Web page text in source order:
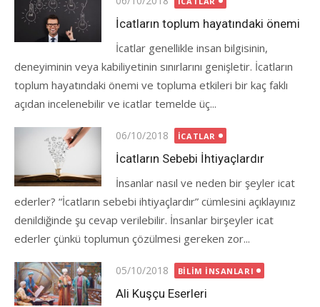
on
İcatların toplum hayatındaki önemi
İcatlar genellikle insan bilgisinin,
deneyiminin veya kabiliyetinin sınırlarını genişletir. İcatların
toplum hayatındaki önemi ve topluma etkileri bir kaç faklı
açıdan incelenebilir ve icatlar temelde üç...
Posted
on
06/10/2018 İCATLAR
İcatların Sebebi İhtiyaçlardır
İnsanlar nasıl ve neden bir şeyler icat
ederler? “İcatların sebebi ihtiyaçlardır” cümlesini açıklayınız
denildiğinde şu cevap verilebilir. İnsanlar birşeyler icat
ederler çünkü toplumun çözülmesi gereken zor...
Posted
on
05/10/2018 BILIM İNSANLARI
Ali Kuşçu Eserleri